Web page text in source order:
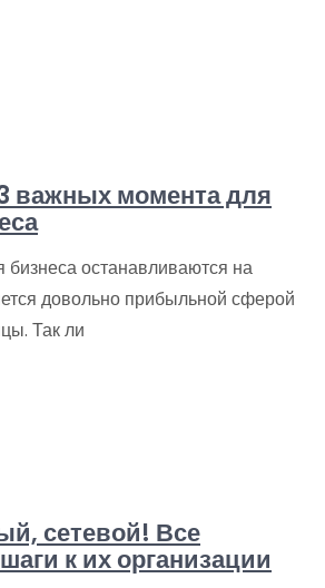
важных момента для
останавливаются на
довольно прибыльной сферой
Так ли
сетевой! Все
к их организации